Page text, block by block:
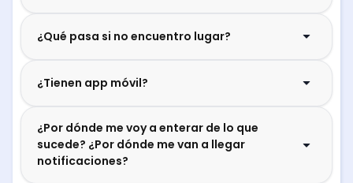
¿Qué pasa si no encuentro lugar?
¿Tienen app móvil?
¿Por dónde me voy a enterar de lo que
sucede? ¿Por dónde me van a llegar
notificaciones?